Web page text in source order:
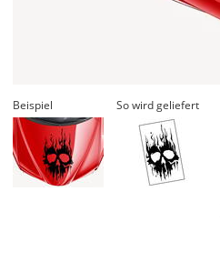
Beispiel So wird geliefert